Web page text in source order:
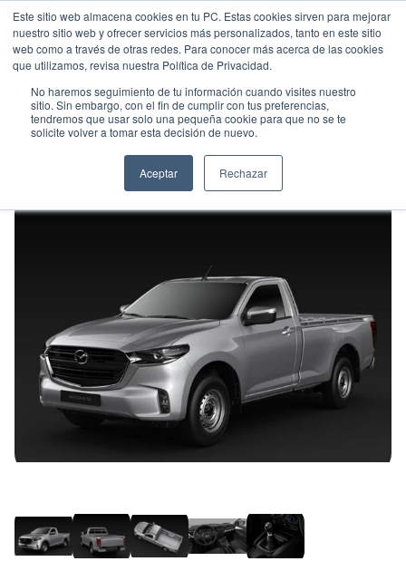
Este sitio web almacena cookies en tu PC. Estas cookies sirven para mejorar
nuestro sitio web y ofrecer servicios más personalizados, tanto en este sitio
web como a través de otras redes. Para conocer más acerca de las cookies
que utilizamos, revisa nuestra Política de Privacidad.
No haremos seguimiento de tu información cuando visites nuestro
sitio. Sin embargo, con el fin de cumplir con tus preferencias,
tendremos que usar solo una pequeña cookie para que no se te
solicite volver a tomar esta decisión de nuevo.
Aceptar Rechazar
MAZDA IVESA BT-50 CS
Diesel